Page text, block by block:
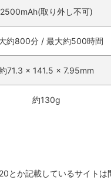
2500mAh(取り外し不可)
約800分 / 最大約500時間
71.3 × 141.5 × 7.95mm
約130g
とか記載しているサイト